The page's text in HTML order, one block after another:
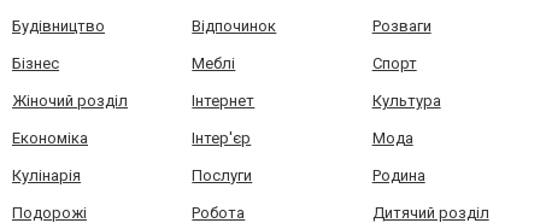
Будівництво Відпочинок Розваги
Бізнес Меблі Спорт
Жіночий розділ Інтернет Культура
Економіка Інтер'єр Мода
Кулінарія Послуги Родина
Подорожі Робота Дитячий розділ